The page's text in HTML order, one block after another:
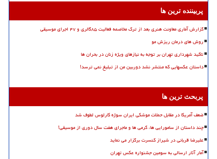
پربیننده ترین ها
گزارش آماری معاونت هنری بعد از ترک مخاصمه فعالیت ۸۵گالری و ۴۷ اجرای موسیقی
روش های درمان ریزش مو
تاکید شهرداری تهران بر توجه به نیازهای ویژه زنان در بحران ها
داستان عکسهایی که منتشر نشد دوربین من از تبلیغ نمی ترسد!
پربحث ترین ها
ضعف آمریکا در مقابل حملات موشکی ایران سوژه کارلوس لطوف شد
چند داستان از سامورایی ها، گرمی ها و ماجرای هفت سال دوری از موسیقی!
علیرضا قربانی در شیراز کنسرت برگزار می نماید
آمار آثار ارسالی به سومین جشنواره عکس تهران